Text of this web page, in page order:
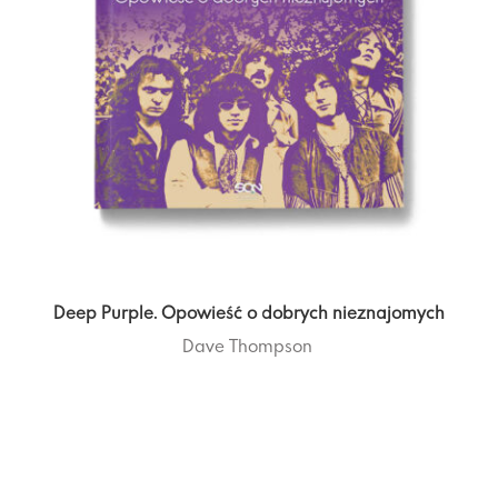
Deep Purple. Opowieść o dobrych nieznajomych
Dave Thompson